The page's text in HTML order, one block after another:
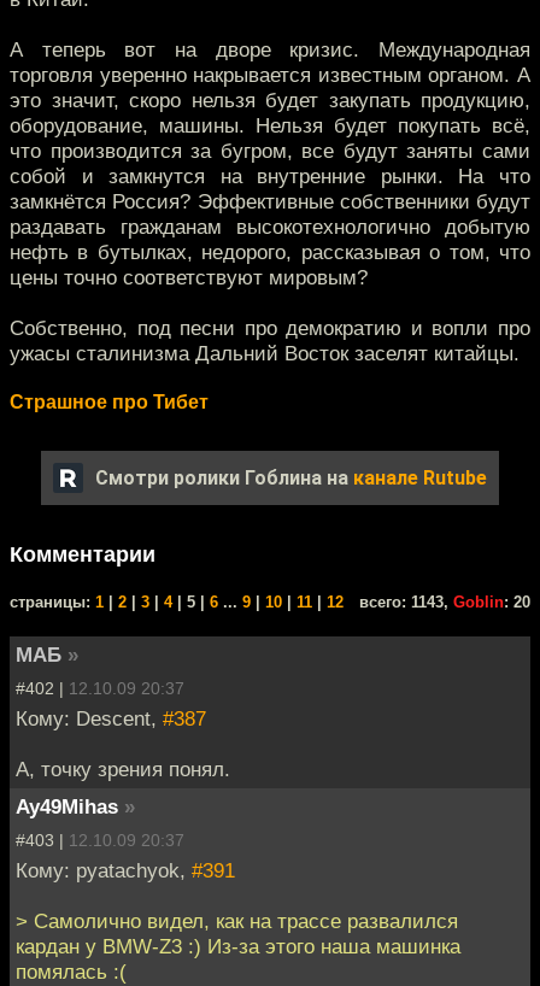
А теперь вот на дворе кризис. Международная
торговля уверенно накрывается известным органом. А
это значит, скоро нельзя будет закупать продукцию,
оборудование, машины. Нельзя будет покупать всё,
что производится за бугром, все будут заняты сами
собой и замкнутся на внутренние рынки. На что
замкнётся Россия? Эффективные собственники будут
раздавать гражданам высокотехнологично добытую
нефть в бутылках, недорого, рассказывая о том, что
цены точно соответствуют мировым?
Собственно, под песни про демократию и вопли про
ужасы сталинизма Дальний Восток заселят китайцы.
Страшное про Тибет
Смотри ролики Гоблина на канале Rutube
Комментарии
cтраницы: 1 2 3 4| 5 | 6 ... 9 10 11 12 всего: 1143, Goblin: 20
МАБ »
#402 | 12.10.09 20:37
Кому: Descent, #387
А, точку зрения понял.
Ay49Mihas »
#403 | 12.10.09 20:37
Кому: pyatachyok, #391
> Самолично видел, как на трассе развалился
кардан у BMW-Z3 :) Из-за этого наша машинка
помялась :(